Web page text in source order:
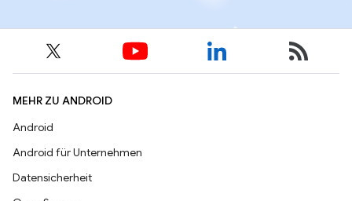
MEHR ZU ANDROID
Android
Android für Unternehmen
Datensicherheit